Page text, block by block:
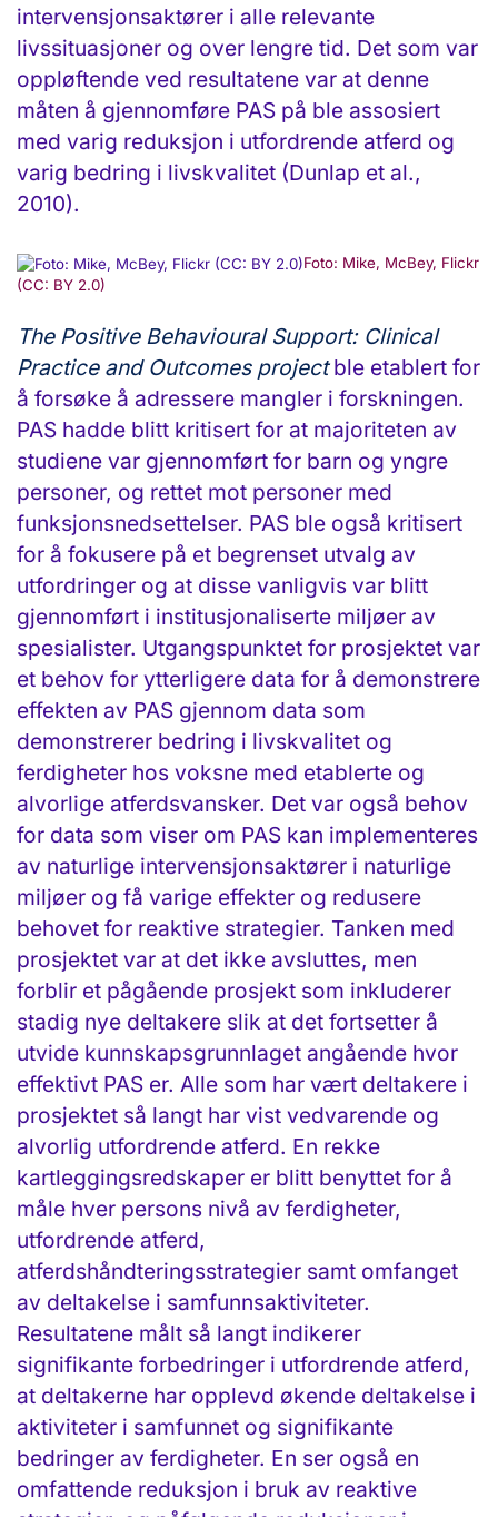
intervensjonsaktører i alle relevante
livssituasjoner og over lengre tid. Det som var
oppløftende ved resultatene var at denne
måten å gjennomføre PAS på ble assosiert
med varig reduksjon i utfordrende atferd og
varig bedring i livskvalitet (Dunlap et al.,
2010).
Foto: Mike, McBey, Flickr
(CC: BY 2.0)
The Positive Behavioural Support: Clinical
Practice and Outcomes projectble etablert for
å forsøke å adressere mangler i forskningen.
PAS hadde blitt kritisert for at majoriteten av
studiene var gjennomført for barn og yngre
personer, og rettet mot personer med
funksjonsnedsettelser. PAS ble også kritisert
for å fokusere på et begrenset utvalg av
utfordringer og at disse vanligvis var blitt
gjennomført i institusjonaliserte miljøer av
spesialister. Utgangspunktet for prosjektet var
et behov for ytterligere data for å demonstrere
effekten av PAS gjennom data som
demonstrerer bedring i livskvalitet og
ferdigheter hos voksne med etablerte og
alvorlige atferdsvansker. Det var også behov
for data som viser om PAS kan implementeres
av naturlige intervensjonsaktører i naturlige
miljøer og få varige effekter og redusere
behovet for reaktive strategier. Tanken med
prosjektet var at det ikke avsluttes, men
forblir et pågående prosjekt som inkluderer
stadig nye deltakere slik at det fortsetter å
utvide kunnskapsgrunnlaget angående hvor
effektivt PAS er. Alle som har vært deltakere i
prosjektet så langt har vist vedvarende og
alvorlig utfordrende atferd. En rekke
kartleggingsredskaper er blitt benyttet for å
måle hver persons nivå av ferdigheter,
utfordrende atferd,
atferdshåndteringsstrategier samt omfanget
av deltakelse i samfunnsaktiviteter.
Resultatene målt så langt indikerer
signifikante forbedringer i utfordrende atferd,
at deltakerne har opplevd økende deltakelse i
aktiviteter i samfunnet og signifikante
bedringer av ferdigheter. En ser også en
omfattende reduksjon i bruk av reaktive